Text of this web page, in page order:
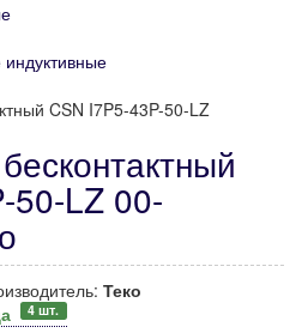
индуктивные
CSN I7P5-43P-50-LZ
50-LZ 00-
Теко
4 шт.